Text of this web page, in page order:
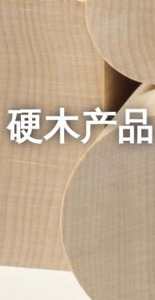
硬木产品